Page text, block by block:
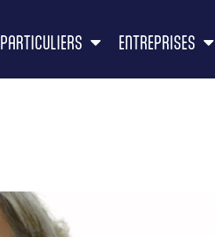
PARTICULIERS ENTREPRISES